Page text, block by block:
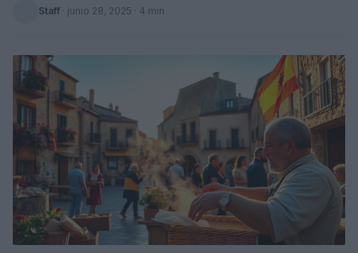
Staff · junio 28, 2025 · 4 min